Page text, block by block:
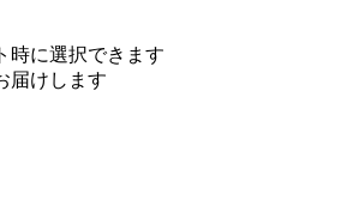
時に選択できます
届けします